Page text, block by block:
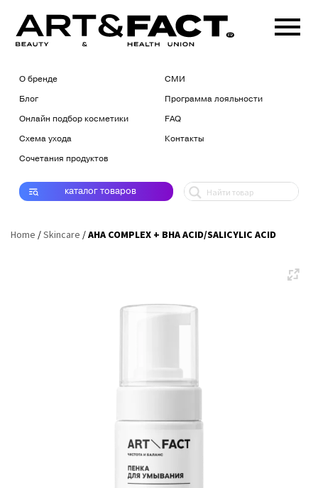
О бренде
Блог
Онлайн подбор косметики
Схема ухода
Сочетания продуктов
СМИ
Программа лояльности
FAQ
Контакты
каталогтоваров
Home /Skincare /AHA COMPLEX + BHA ACID/SALICYLIC ACID